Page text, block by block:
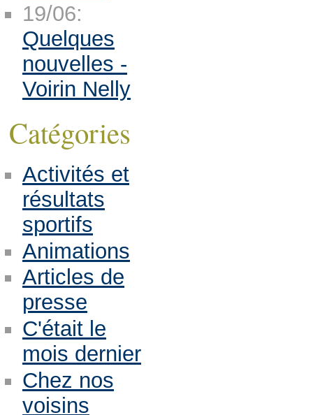
19/06:
Quelques
nouvelles -
Voirin Nelly
Catégories
Activités et
résultats
sportifs
Animations
Articles de
presse
C'était le
mois dernier
Chez nos
voisins